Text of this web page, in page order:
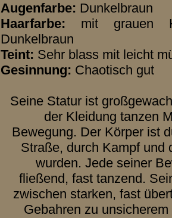
Augenfarbe: Dunkelbraun
Haarfarbe: mit grauen
Dunkelbraun
Teint: Sehr blass mit leicht
Gesinnung: Chaotisch gut
Seine Statur ist
der Kleidung tanzen
Bewegung. Der Körper ist
Straße, durch Kampf und
wurden. Jede seiner
fließend, fast tanzend.
zwischen starken, fast
Gebahren zu